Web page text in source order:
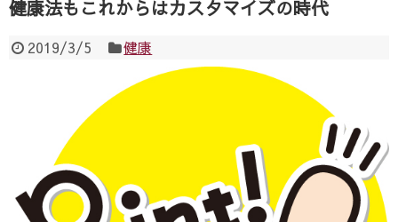
健康法もこれからはカスタマイズの時代
2019/3/5 健康